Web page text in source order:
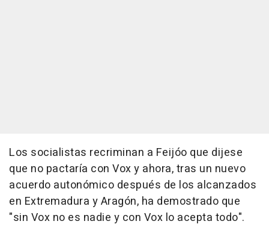
Los socialistas recriminan a Feijóo que dijese
que no pactaría con Vox y ahora, tras un nuevo
acuerdo autonómico después de los alcanzados
en Extremadura y Aragón, ha demostrado que
"sin Vox no es nadie y con Vox lo acepta todo".